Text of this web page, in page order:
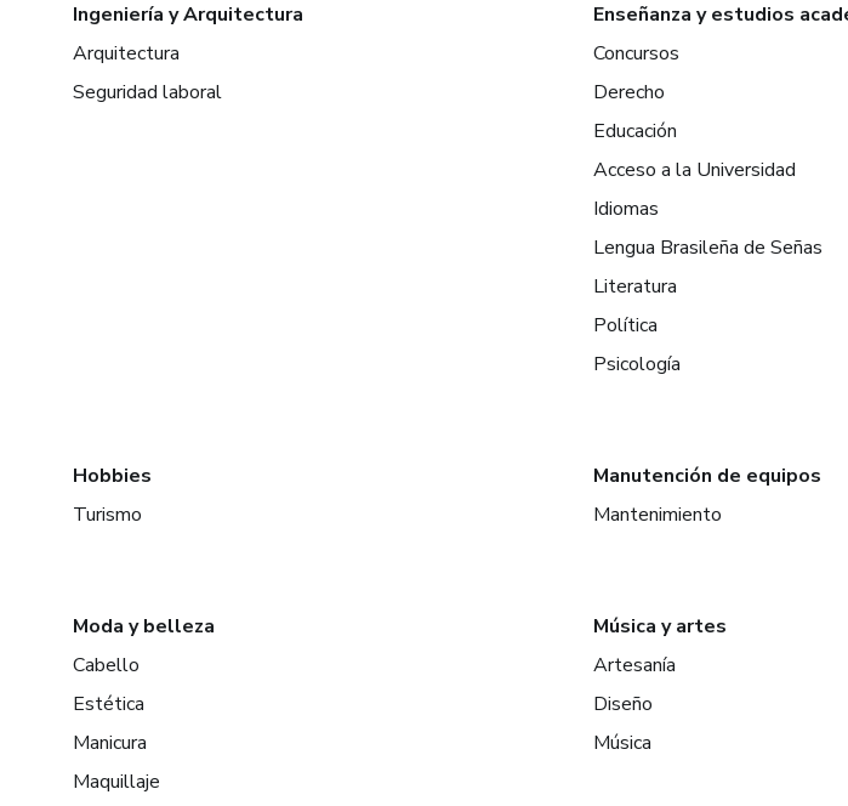
Ingeniería y Arquitectura
Arquitectura
Seguridad laboral
Enseñanza y estudios
Concursos
Derecho
Educación
Acceso a la Universidad
Idiomas
Lengua Brasileña de Señas
Literatura
Política
Psicología
Hobbies
Turismo
Manutención de equipos
Mantenimiento
Moda y belleza
Cabello
Estética
Manicura
Maquillaje
Música y artes
Artesanía
Diseño
Música